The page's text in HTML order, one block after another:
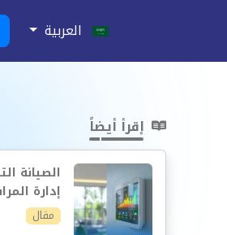
العربية
إقرأ أيضاً
الصيانة
إدارة
مقال